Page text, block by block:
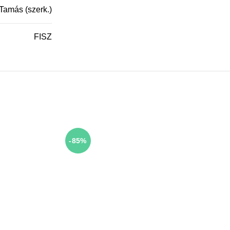
(szerk.)
FISZ
-85%